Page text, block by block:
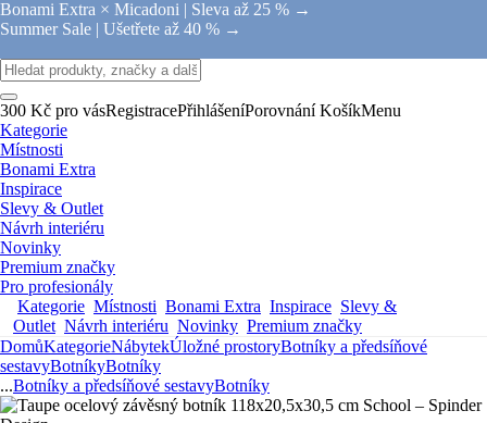
Bonami Extra × Micadoni | Sleva až 25 % →
Summer Sale | Ušetřete až 40 % →
300 Kč pro vásRegistracePřihlášeníPorovnání KošíkMenu
Kategorie
Místnosti
Bonami Extra
Inspirace
Slevy & Outlet
Návrh interiéru
Novinky
Premium značky
Pro profesionály
Kategorie Místnosti Bonami Extra Inspirace Slevy &
Outlet Návrh interiéru Novinky Premium značky
DomůKategorieNábytekÚložné prostoryBotníky a předsíňové
sestavyBotníkyBotníky
...Botníky a předsíňové sestavyBotníky